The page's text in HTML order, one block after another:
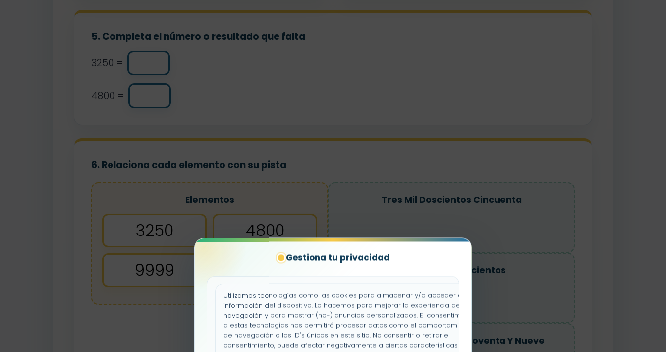
Gestiona tu privacidad
Utilizamos tecnologías como las cookies para almacenar y/o acceder a la
información del dispositivo. Lo hacemos para mejorar la experiencia de
navegación y para mostrar (no-) anuncios personalizados. El consentimiento
a estas tecnologías nos permitirá procesar datos como el comportamiento
de navegación o los ID's únicos en este sitio. No consentir o retirar el
consentimiento, puede afectar negativamente a ciertas características y
5. Completa el número o resultado que falta
3250 =
4800 =
6. Relaciona cada elemento con su pista
Elementos
3250
4800
9999
1000
Tres Mil Doscientos Cincuenta
Cuatro Mil Ochocientos
Nueve Mil Novecientos Noventa Y Nueve